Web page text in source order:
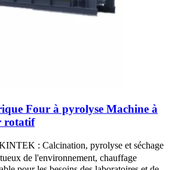
Four à pyrolyse Machine à
rotatif
: Calcination, pyrolyse et séchage
de l'environnement, chauffage